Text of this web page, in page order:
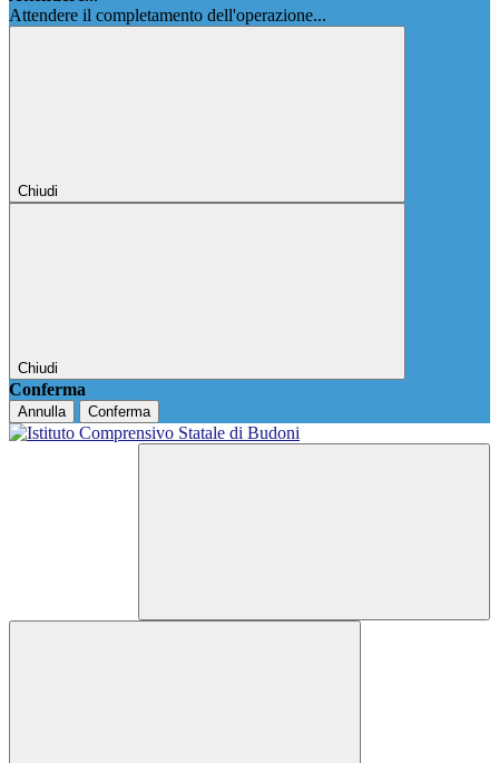
Attendere il completamento dell'operazione...
Chiudi
Chiudi
Conferma
Annulla Conferma